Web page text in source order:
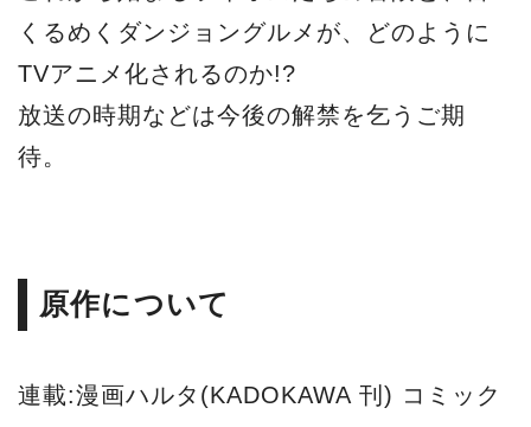
くるめくダンジョングルメが、どのように
TVアニメ化されるのか!?
放送の時期などは今後の解禁を乞うご期
待。
原作について
連載:漫画ハルタ(KADOKAWA 刊) コミック